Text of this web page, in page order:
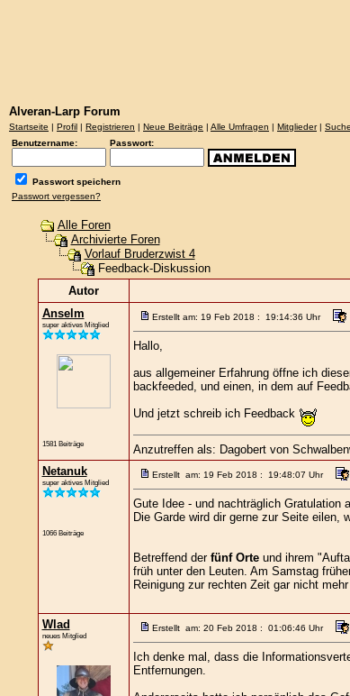
Alveran-Larp Forum
Startseite | Profil | Registrieren | Neue Beiträge | Alle Umfragen | Mitglieder|
Benutzername:
Passwort:
Passwort speichern
Passwort vergessen?
Alle Foren
Archivierte Foren
Vorlauf Bruderzwist 4
Feedback-Diskussion
Autor
Anselm
super aktives Mitglied
1581 Beiträge
Erstellt am: 19 Feb 2018 : 19:14:36 Uhr
Hallo,
aus allgemeiner Erfahrung öffne ich
backfeeded, und einen, in dem auf
Und jetzt schreib ich Feedback
Anzutreffen als: Dagobert von
Netanuk
super aktives Mitglied
1066 Beiträge
Erstellt am: 19 Feb 2018 : 19:48:07 Uhr
Gute Idee - und nachträglich Gratulation
Die Garde wird dir gerne zur Seite eilen,
Betreffend der fünf Orte und ihrem
früh unter den Leuten. Am Samstag
Reinigung zur rechten Zeit gar nicht
Wlad
neues Mitglied
Erstellt am: 20 Feb 2018 : 01:06:46 Uhr
Ich denke mal, dass die
Entfernungen.